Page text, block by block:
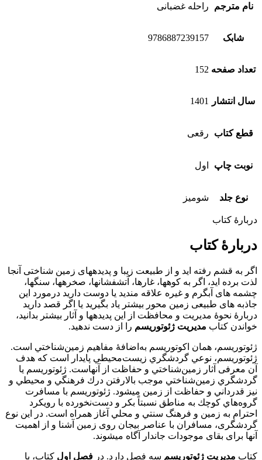
نام مترجم راحله غضبانی
شابک 9786887239157
تعداد صفحه 152
سال انتشار 1401
قطع کتاب رقعی
نوبت چاپ اول
نوع جلد شومیز
دربارهٔ کتاب
دربارهٔ کتاب
اگر به قشم رفته­ اید و از طبیعت زیبا و پدیده­های زمین­ شناختی آنجا
لذت برده ­اید، اگر به کوه­ها، غارها، آتشفشان­ها، صخره­ها، سنگ­ها،
چشمه­ های آب­گرم و غیره علاقه ­مندید یا دوست دارید درمورد این
جاذبه­ های طبیعی زمین­ محور بیشتر یاد بگیرید یا اگر قصد دارید
دربارۀ نحوۀ مدیریت و محافظت از این پدیده­ها و آثار بیشتر بدانید،
خواندن کتاب مدیریت ژئوتوریسم را از دست ندهید.
ژئوتوريسم، همان اكوتوريسم به‌اضافۀ مفاهيم زمين‌شناختي است.
ژئوتوريسم، نوعي گردشگري زيست‌محيطي پايدار است که هدف
آن معرفی آثار زمين‌شناختي و حفاظت از آنهاست. ژئوتوريسم یا
گردشگري زمين‌شناختي موجب بالارفتن درك فرهنگي و محيطي و
نيز قدرداني و حفاظت از زمين می­شود. ژئوتوريسم با مسافرت
گروه‌هاي كوچك به مناطق نسبتاً بكر و دست‌نخورده با رويكرد
احترام به زمين و فرهنگ سنتي و محلي آغاز همراه است. در این نوع
گردشگری، مسافران با عناصر بی­جان روی زمین آشنا و از اهمیت
آنها برای بقای موجودات جاندار آگاه می­شوند.
کتاب مدیریت ژئوتوریسم سه فصل دارد. در فصل اول کتاب، با